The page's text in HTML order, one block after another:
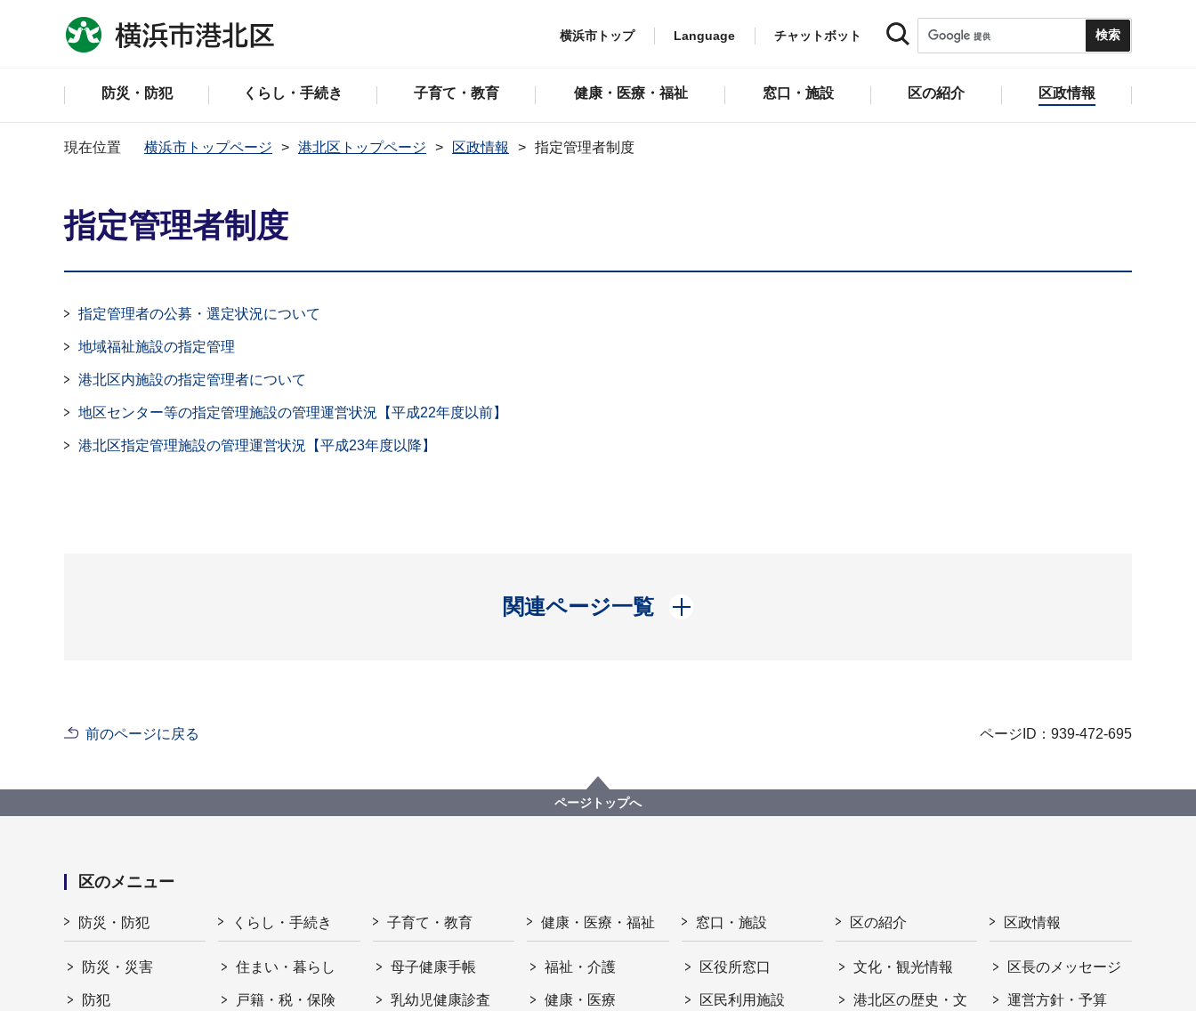
横浜市トップ Language チャットボット
防災・防犯 くらし・手続き 子育て・教育 健康・医療・福祉 窓口・施設 区の紹介 区政情報
現在位置 横浜市トップページ 港北区トップページ 区政情報 指定管理者制度
指定管理者制度
指定管理者の公募・選定状況について
地域福祉施設の指定管理
港北区内施設の指定管理者について
地区センター等の指定管理施設の管理運営状況【平成22年度以前】
港北区指定管理施設の管理運営状況【平成23年度以降】
関連ページ一覧
開く
前のページに戻る ページID：939-472-695
ページトップへ
区のメニュー
防災・防犯
防災・災害
防犯
くらし・手続き
住まい・暮らし
戸籍・税・保険
子育て・教育
母子健康手帳
乳幼児健康診査
健康・医療・福祉
福祉・介護
健康・医療
窓口・施設
区役所窓口
区民利用施設
区の紹介
文化・観光情報
港北区の歴史・文
区政情報
区長のメッセージ
運営方針・予算